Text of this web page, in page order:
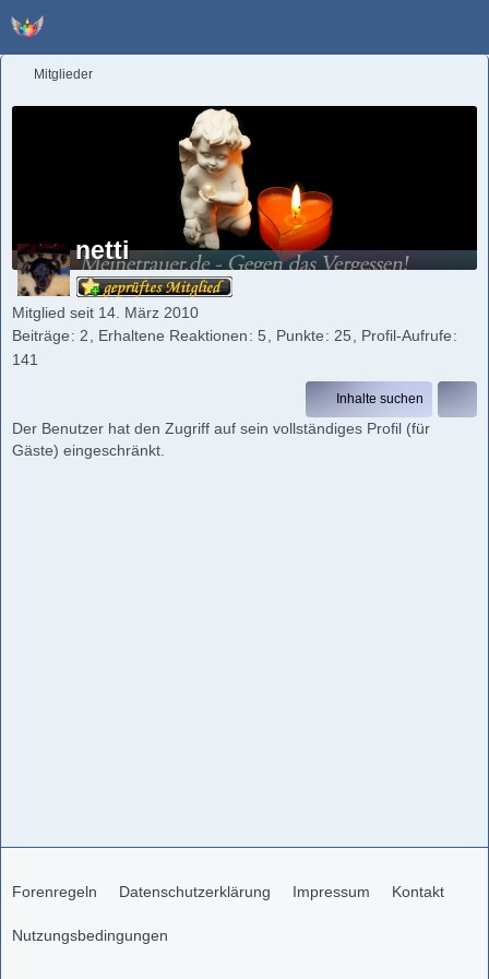
Mitglieder
netti
Mitglied seit 14. März 2010
Beiträge
2 Erhaltene Reaktionen 5 Punkte 25
Profil-Aufrufe
141
Inhalte suchen
Der Benutzer hat den Zugriff auf sein vollständiges Profil (für
Gäste) eingeschränkt.
Forenregeln Datenschutzerklärung Impressum Kontakt
Nutzungsbedingungen